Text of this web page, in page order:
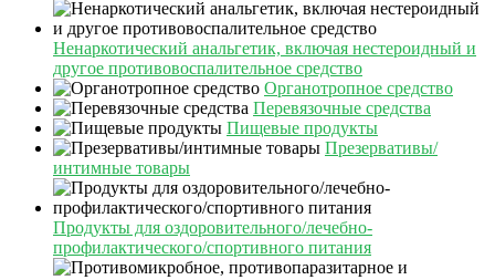
Ненаркотический анальгетик, включая нестероидный и
другое противовоспалительное средство
Органотропное средство
Перевязочные средства
Пищевые продукты
Презервативы/
интимные товары
Продукты для оздоровительного/лечебно-
профилактического/спортивного питания